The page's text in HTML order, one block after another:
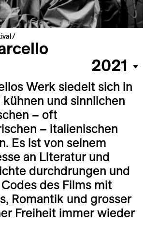
2021
Werk siedelt sich in
und sinnlichen
– oft
– italienischen
Es ist von seinem
an Literatur und
durchdrungen und
des Films mit
Romantik und grosser
Freiheit immer wieder